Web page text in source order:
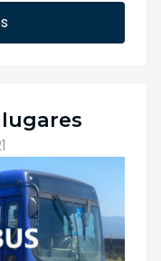
lugares